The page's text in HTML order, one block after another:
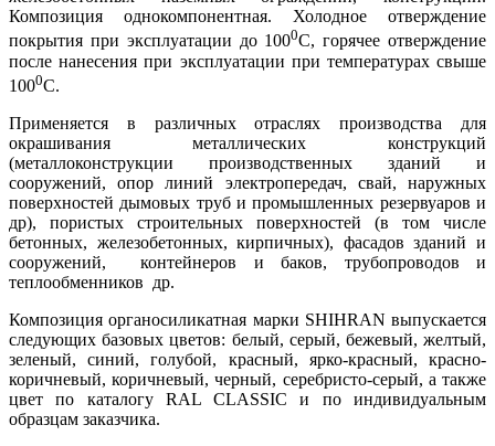
Композиция однокомпонентная. Холодное отверждение
покрытия при эксплуатации до 1000С, горячее отверждение
после нанесения при эксплуатации при температурах свыше
1000С.
Применяется в различных отраслях производства для
окрашивания металлических конструкций
(металлоконструкции производственных зданий и
сооружений, опор линий электропередач, свай, наружных
поверхностей дымовых труб и промышленных резервуаров и
др), пористых строительных поверхностей (в том числе
бетонных, железобетонных, кирпичных), фасадов зданий и
сооружений, контейнеров и баков, трубопроводов и
теплообменников др.
Композиция органосиликатная марки SHIHRAN выпускается
следующих базовых цветов: белый, серый, бежевый, желтый,
зеленый, синий, голубой, красный, ярко-красный, красно-
коричневый, коричневый, черный, серебристо-серый, а также
цвет по каталогу RAL CLASSIC и по индивидуальным
образцам заказчика.